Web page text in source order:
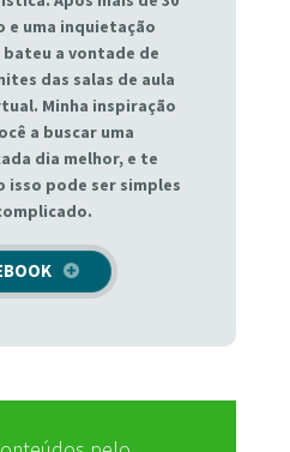
e uma inquietação
a vontade de
das salas de aula
Minha inspiração
a buscar uma
dia melhor, e te
pode ser simples